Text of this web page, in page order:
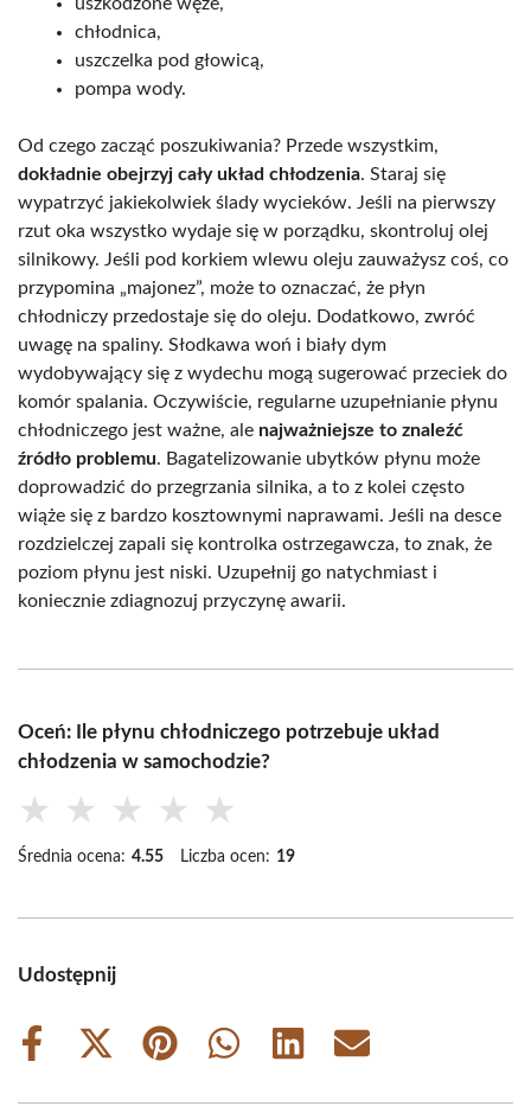
chłodnica,
uszczelka pod głowicą,
pompa wody.
Od czego zacząć poszukiwania? Przede wszystkim,
dokładnie obejrzyj cały układ chłodzenia. Staraj się
wypatrzyć jakiekolwiek ślady wycieków. Jeśli na pierwszy
rzut oka wszystko wydaje się w porządku, skontroluj olej
silnikowy. Jeśli pod korkiem wlewu oleju zauważysz coś, co
przypomina „majonez”, może to oznaczać, że płyn
chłodniczy przedostaje się do oleju. Dodatkowo, zwróć
uwagę na spaliny. Słodkawa woń i biały dym
wydobywający się z wydechu mogą sugerować przeciek do
komór spalania. Oczywiście, regularne uzupełnianie płynu
chłodniczego jest ważne, ale najważniejsze to znaleźć
źródło problemu. Bagatelizowanie ubytków płynu może
doprowadzić do przegrzania silnika, a to z kolei często
wiąże się z bardzo kosztownymi naprawami. Jeśli na desce
rozdzielczej zapali się kontrolka ostrzegawcza, to znak, że
poziom płynu jest niski. Uzupełnij go natychmiast i
koniecznie zdiagnozuj przyczynę awarii.
Oceń: Ile płynu chłodniczego potrzebuje układ
chłodzenia w samochodzie?
★ ★ ★ ★ ★
Średnia ocena: 4.55 Liczba ocen: 19
Udostępnij
Share
Share
(Twitter)
Share
Share
Share
Share